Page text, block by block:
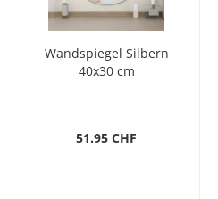
Wandspiegel Silbern
40x30 cm
51.95 CHF